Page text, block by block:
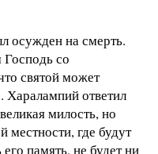
осужден на смерть.
со
святой может
Харалампий ответил
милость, но
местности, где будут
память, не будет ни